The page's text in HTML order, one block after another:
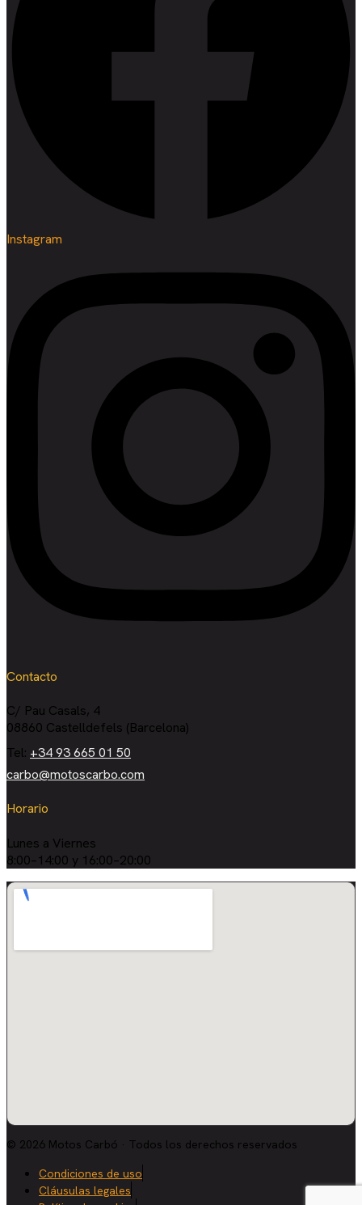
Instagram
Contacto
C/ Pau Casals, 4
08860 Castelldefels (Barcelona)
Tel: +34 93 665 01 50
carbo@motoscarbo.com
Horario
Lunes a Viernes
8:00–14:00 y 16:00–20:00
© 2026 Motos Carbó · Todos los derechos reservados
Condiciones de uso
Cláusulas legales